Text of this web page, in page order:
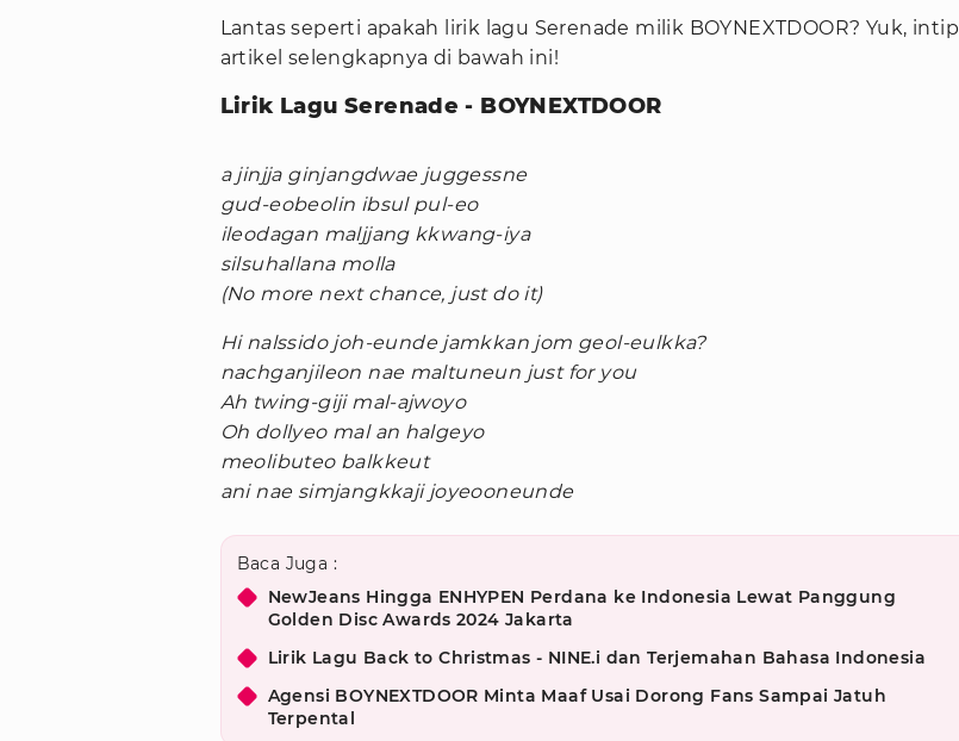
Lantas seperti apakah lirik lagu Serenade milik BOYNEXTDOOR? Yuk, intip
artikel selengkapnya di bawah ini!
Lirik Lagu Serenade - BOYNEXTDOOR
a jinjja ginjangdwae juggessne
gud-eobeolin ibsul pul-eo
ileodagan maljjang kkwang-iya
silsuhallana molla
(No more next chance, just do it)
Hi nalssido joh-eunde jamkkan jom geol-eulkka?
nachganjileon nae maltuneun just for you
Ah twing-giji mal-ajwoyo
Oh dollyeo mal an halgeyo
meolibuteo balkkeut
ani nae simjangkkaji joyeooneunde
Baca Juga :
NewJeans Hingga ENHYPEN Perdana ke Indonesia Lewat Panggung
Golden Disc Awards 2024 Jakarta
Lirik Lagu Back to Christmas - NINE.i dan Terjemahan Bahasa Indonesia
Agensi BOYNEXTDOOR Minta Maaf Usai Dorong Fans Sampai Jatuh
Terpental